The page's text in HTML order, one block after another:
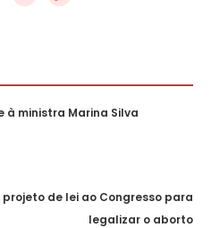
à ministra Marina Silva
de lei ao Congresso para
legalizar o aborto